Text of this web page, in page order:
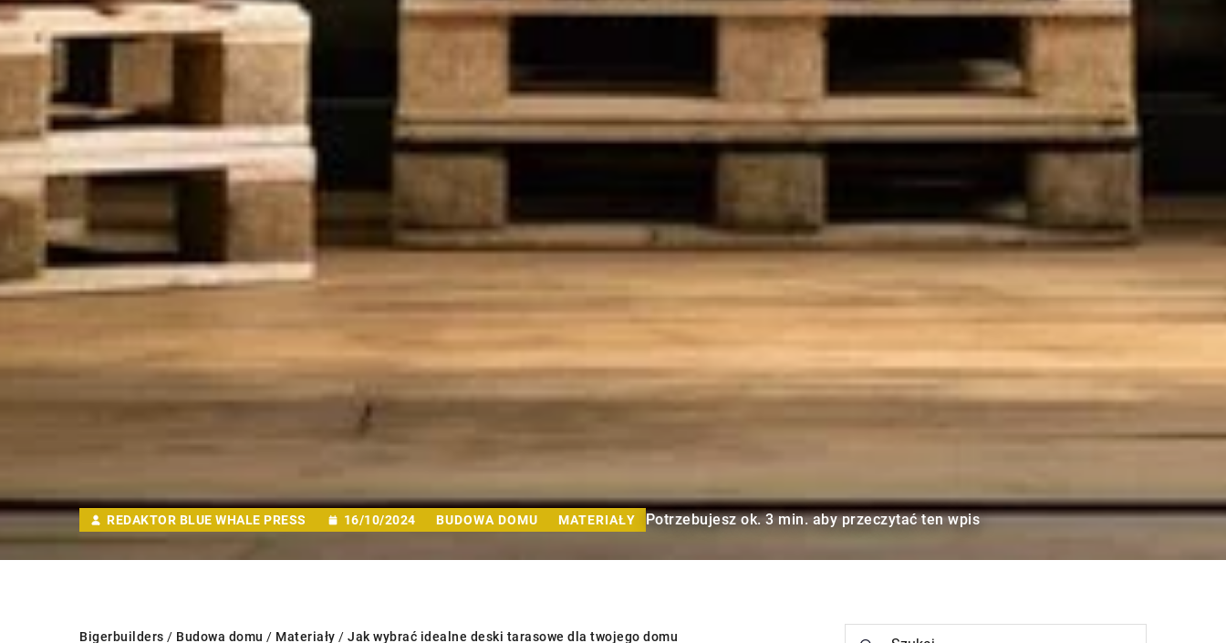
REDAKTOR BLUE WHALE PRESS 16/10/2024 BUDOWA DOMU MATERIAŁY Potrzebujesz ok. 3 min. aby przeczytać ten wpis
Bigerbuilders / Budowa domu / Materiały / Jak wybrać idealne deski tarasowe dla twojego domu